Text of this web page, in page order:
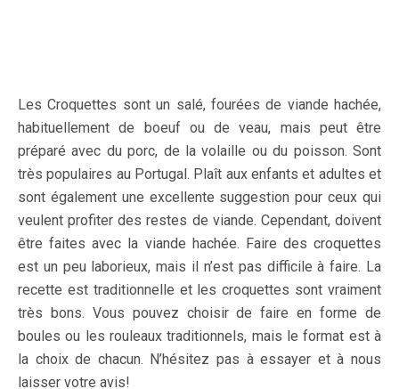
Les Croquettes sont un salé, fourées de viande hachée,
habituellement de boeuf ou de veau, mais peut être
préparé avec du porc, de la volaille ou du poisson. Sont
très populaires au Portugal. Plaît aux enfants et adultes et
sont également une excellente suggestion pour ceux qui
veulent profiter des restes de viande. Cependant, doivent
être faites avec la viande hachée. Faire des croquettes
est un peu laborieux, mais il n’est pas difficile à faire. La
recette est traditionnelle et les croquettes sont vraiment
très bons. Vous pouvez choisir de faire en forme de
boules ou les rouleaux traditionnels, mais le format est à
la choix de chacun. N’hésitez pas à essayer et à nous
laisser votre avis!